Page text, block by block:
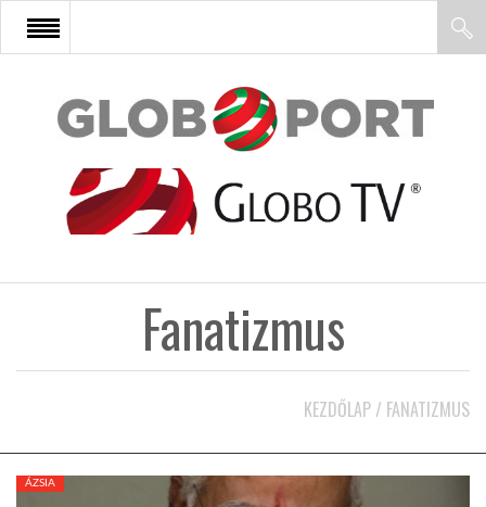
FŐOLDAL
AFRIKA
Fanatizmus
KEZDŐLAP / FANATIZMUS
ÁZSIA